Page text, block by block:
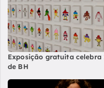
Exposição gratuita celebra
de BH